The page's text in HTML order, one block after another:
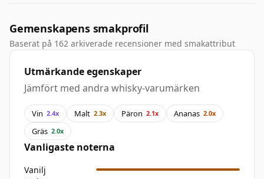
Gemenskapens smakprofil
Baserat på 162 arkiverade recensioner med smakattribut
Utmärkande egenskaper
Jämfört med andra whisky-varumärken
Vin 2.4x Malt 2.3x Päron 2.1x Ananas 2.0x
Gräs 2.0x
Vanligaste noterna
Vanilj